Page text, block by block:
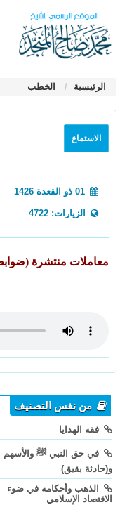
الرئيسية الخطب
الاستماع
الزيارات: 4722
معاملات منتشرة
من نفس التصنيف
فقه الهدايا
في حق النبي ﷺ والأسهم
و(حادثة بقيق)
الذهب وأحكامه في ضوء
الاقتصاد الإسلامي